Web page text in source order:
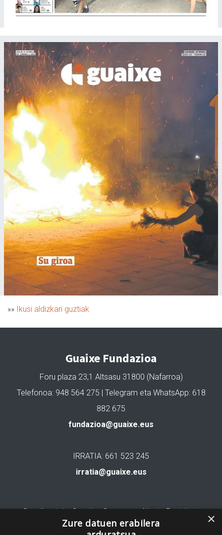
»» Ikusi aldizkari guztiak
Guaixe Fundazioa
Foru plaza 23,1 Altsasu 31800 (Nafarroa)
Telefonoa: 948 564 275 | Telegram eta WhatsApp: 618
882 675
fundazioa@guaixe.eus
IRRATIA: 661 523 245
irratia@guaixe.eus
Gure lizentzia: Creative Commons Aitortu Partekatu ×
Zure datuen erabilera